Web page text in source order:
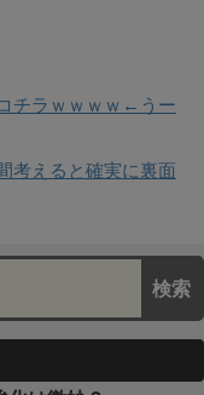
チラｗｗｗｗ←うー
考えると確実に裏面